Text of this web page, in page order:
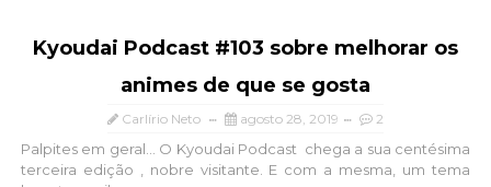
Kyoudai Podcast #103 sobre melhorar os
animes de que se gosta
Carlírio Neto agosto 28, 2019 2
Palpites em geral... O Kyoudai Podcast chega a sua centésima
terceira edição , nobre visitante. E com a mesma, um tema